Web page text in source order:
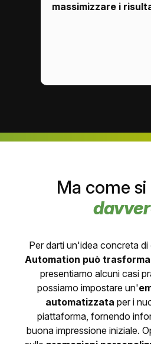
massimizzare i
Ma come
Per darti un'idea concreta di
Automation può
presentiamo alcuni casi
possiamo impostare un'
automatizzata per i
piattaforma, fornendo
buona impressione iniziale.